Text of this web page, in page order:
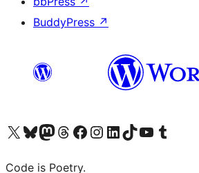
BuddyPress ↗
Visita il nostro account X (ex Twitter)
Visita il nostro account Bluesky
Visita il nostro account Mastodon
Visita il nostro account Threads
Visita la nostra pagina Facebook
Visita il nostro account Instagram
Visita il nostro account LinkedIn
Visita il nostro account TikTok
Visita il nostro canale YouTube
Visita il nostro account Tumblr
Code is Poetry.